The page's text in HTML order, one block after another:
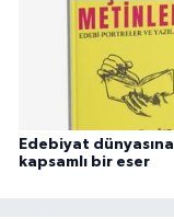
Edebiyat dünyasına
kapsamlı bir eser